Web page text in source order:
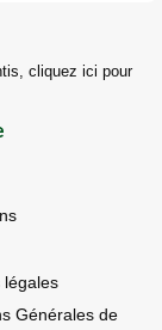
cliquez ici pour
légales
Générales de